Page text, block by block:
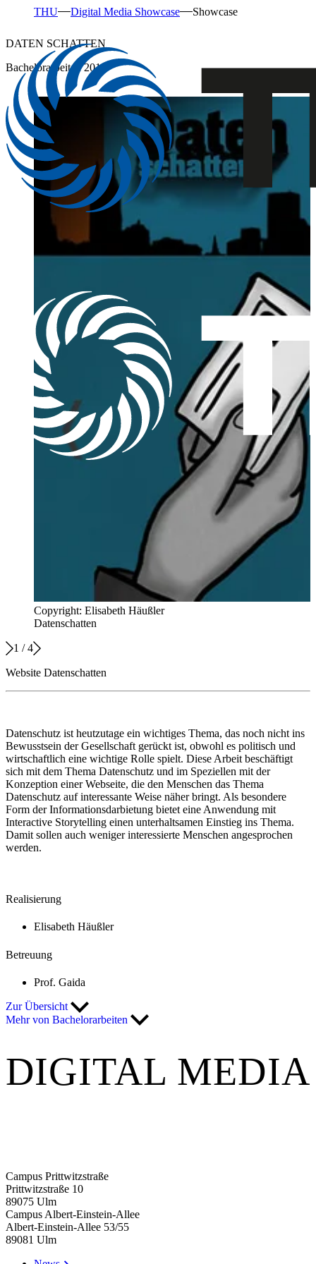
THU Digital Media Showcase Showcase
DATEN SCHATTEN
Bachelorarbeiten 2011
Copyright: Elisabeth Häußler
Datenschatten
1 /4
Website Datenschatten
Datenschutz ist heutzutage ein wichtiges Thema, das noch nicht ins
Bewusstsein der Gesellschaft gerückt ist, obwohl es politisch und
wirtschaftlich eine wichtige Rolle spielt. Diese Arbeit beschäftigt
sich mit dem Thema Datenschutz und im Speziellen mit der
Konzeption einer Webseite, die den Menschen das Thema
Datenschutz auf interessante Weise näher bringt. Als besondere
Form der Informationsdarbietung bietet eine Anwendung mit
Interactive Storytelling einen unterhaltsamen Einstieg ins Thema.
Damit sollen auch weniger interessierte Menschen angesprochen
werden.
Realisierung
Elisabeth Häußler
Betreuung
Prof. Gaida
Zur Übersicht
Mehr von Bachelorarbeiten
DIGITAL MEDIA
Campus Prittwitzstraße
Prittwitzstraße 10
89075 Ulm
Campus Albert-Einstein-Allee
Albert-Einstein-Allee 53/​55
89081 Ulm